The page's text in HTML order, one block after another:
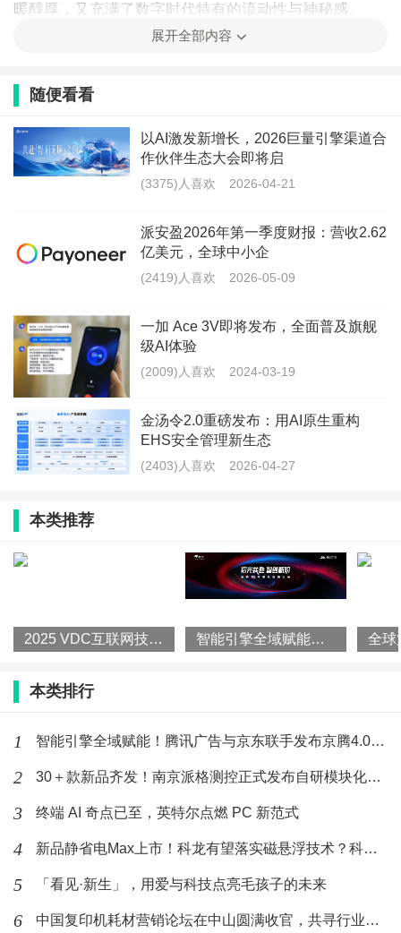
暖醇厚，又充满了数字时代特有的流动性与神秘感。
在线下展区，多项全新酷炫的技术产品一一展出，
款搭载了酷睿Ultra处理器的新款PC，占据了全场焦点。
芯片创新是核心生产力
英特尔正将AI PC视为其重塑个人计算体验的核心战
场。通过硬件创新、生态共建与战略合作，英特尔希望
成为AI PC时代的主要推动者。
据Canalys 数据，2025年 AI PC 出货有望达1亿
台，占比40%；到2028年将会达到2.05亿台，2024年至
2028年期间的复合年增长率（CAGR）将达到44%。PC
产业升级已经是迫在眉睫的事实。
芯片巨头正通过技术迭代与战略合作，加速将AI从
云端带入每一台个人电脑。英特尔的速度可以说是最快
划，目标在2025年前实现超过1亿台AI PC出货。
规划，并推出了“AI on PC Developer Program”（PC人
工智能开发者计划），被业界视为AI PC概念的“发起
者”。
到了2023年12月，英特尔迎来了一个历史性的转折
点，正式发布基于Meteor Lake架构的酷睿Ultra处理器，
展开全部内容
随便看看
以AI激发新增长，2026巨量引擎渠道合
作伙伴生态大会即将启
(3375)人喜欢 2026-04-21
派安盈2026年第一季度财报：营收2.62
亿美元，全球中小企
(2419)人喜欢 2026-05-09
一加 Ace 3V即将发布，全面普及旗舰
级AI体验
(2009)人喜欢 2024-03-19
金汤令2.0重磅发布：用AI原生重构
EHS安全管理新生态
(2403)人喜欢 2026-04-27
本类推荐
2025 VDC互联网技术分会场：多专家分享业务赋能实践效果 智能引擎全域赋能！腾讯广告与京东联手发布京腾4.0，打造品效
本类排行
1 智能引擎全域赋能！腾讯广告与京东联手发布京腾4.0，打造品效
2 30＋款新品齐发！南京派格测控正式发布自研模块化仪器仪表
3 终端 AI 奇点已至，英特尔点燃 PC 新范式
4 新品静省电Max上市！科龙有望落实磁悬浮技术？科龙静省电空调
5 「看见·新生」，用爱与科技点亮毛孩子的未来
6 中国复印机耗材营销论坛在中山圆满收官，共寻行业新路径 | 亚